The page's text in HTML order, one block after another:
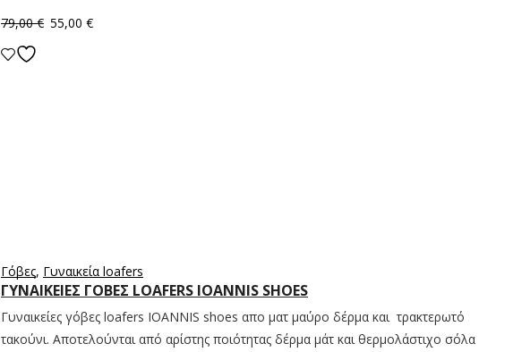
79,00€ 55,00 €
Επιλογή
Γόβες, Γυναικεία loafers
ΓΥΝΑΙΚΕΙΕΣ ΓΟΒΕΣ LOAFERS IOANNIS SHOES
Γυναικείες γόβες loafers IOANNIS shoes απο ματ μαύρο δέρμα και τρακτερωτό
τακούνι. Αποτελούνται από αρίστης ποιότητας δέρμα μάτ και θερμολάστιχο σόλα